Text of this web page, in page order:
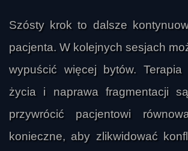
Szósty krok to dalsze
pacjenta. W kolejnych sesjach
wypuścić więcej bytów. Terapia
życia i naprawa fragmentacji
przywrócić pacjentowi
konieczne, aby zlikwidować